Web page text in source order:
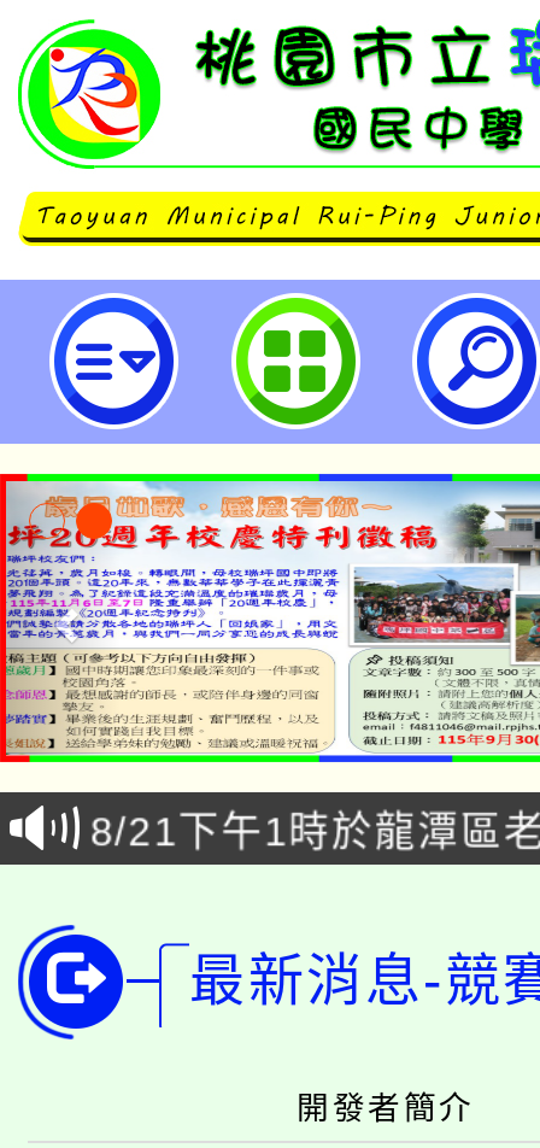
neilrpjhstyc網站設計者：徐嘉
「本色祭」8/29、30在
場熱烈登場!
8/21下午1時於龍潭區
YOUNG桃局內行報名
局官網。
8月14至27日，桃園電
開!
115年桃園市運動會8/
視費優惠，中低收入戶
大園自造教育及科技
最新消息-競
開發者簡介